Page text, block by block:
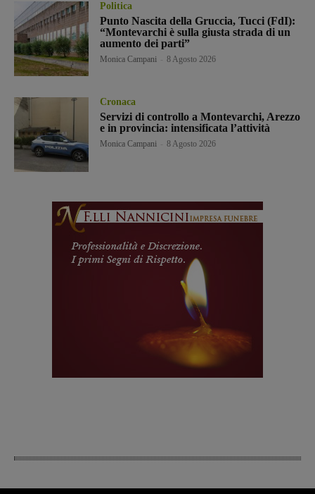
Politica
Punto Nascita della Gruccia, Tucci (FdI):
“Montevarchi è sulla giusta strada di un
aumento dei parti”
Monica Campani 8 Agosto 2026
Cronaca
Servizi di controllo a Montevarchi, Arezzo
e in provincia: intensificata l’attività
Monica Campani 8 Agosto 2026